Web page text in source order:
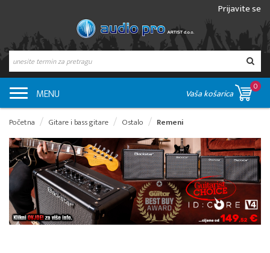
Prijavite se
MENU Vaša košarica
0
Početna Gitare i bass gitare Ostalo Remeni